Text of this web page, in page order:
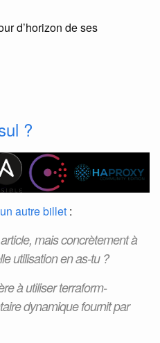
d’horizon de ses
?
autre billet :
mais concrètement à
utilisation en as-tu ?
à utiliser terraform-
dynamique fournit par